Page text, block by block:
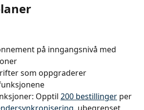
på inngangsnivå med
som oppgraderer
Opptil 200 bestillinger per